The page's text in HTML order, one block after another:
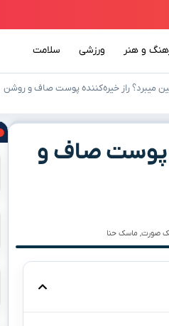
و هنر ورزشی سلامت
میبرد؟ راز خیره‌کننده پوست صاف و روشن
پوست صاف و
صورت, ماسک حنا